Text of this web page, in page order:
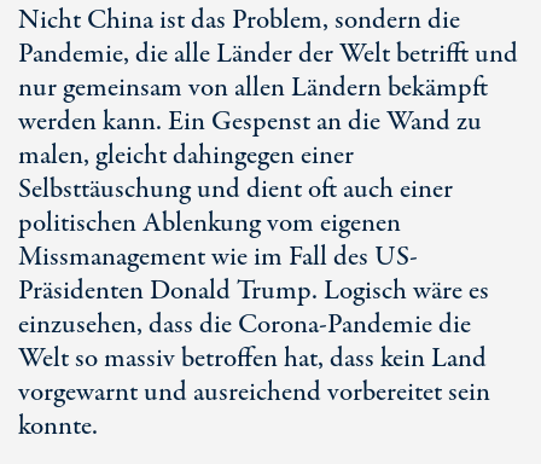
Nicht China ist das Problem, sondern die
Pandemie, die alle Länder der Welt betrifft und
nur gemeinsam von allen Ländern bekämpft
werden kann. Ein Gespenst an die Wand zu
malen, gleicht dahingegen einer
Selbsttäuschung und dient oft auch einer
politischen Ablenkung vom eigenen
Missmanagement wie im Fall des US-
Präsidenten Donald Trump. Logisch wäre es
einzusehen, dass die Corona-Pandemie die
Welt so massiv betroffen hat, dass kein Land
vorgewarnt und ausreichend vorbereitet sein
konnte.